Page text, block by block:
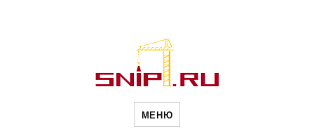
Новости
МЕНЮ